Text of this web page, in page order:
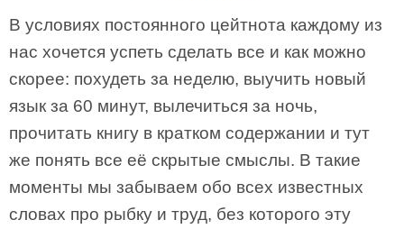
В условиях постоянного цейтнота каждому из
нас хочется успеть сделать все и как можно
скорее: похудеть за неделю, выучить новый
язык за 60 минут, вылечиться за ночь,
прочитать книгу в кратком содержании и тут
же понять все её скрытые смыслы. В такие
моменты мы забываем обо всех известных
словах про рыбку и труд, без которого эту